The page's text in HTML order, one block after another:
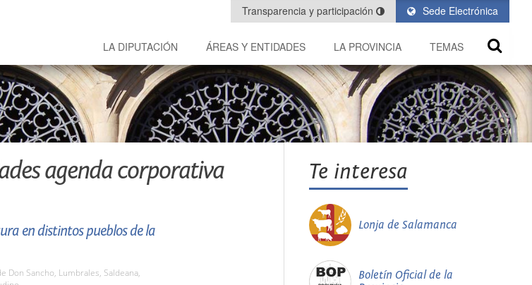
Sede Electrónica
Transparencia y participación
LA DIPUTACIÓN ÁREAS Y ENTIDADES LA PROVINCIA TEMAS
agenda corporativa
en distintos pueblos de la
Don Sancho, Lumbrales, Saldeana,
Te interesa
Lonja de Salamanca
Boletín Oficial de la